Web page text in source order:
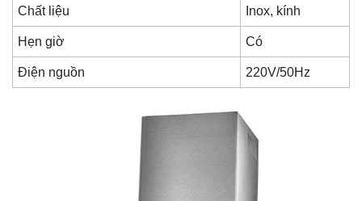
Chất liệu Inox, kính
Hẹn giờ Có
Điện nguồn 220V/50Hz